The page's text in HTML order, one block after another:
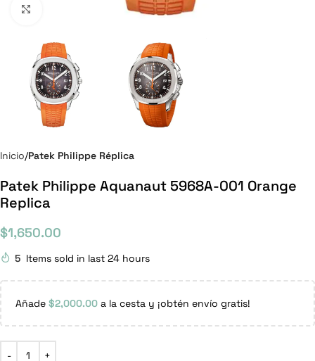
Inicio Patek Philippe Réplica
Patek Philippe Aquanaut 5968A-001 Orange
Replica
$1,650.00
5 Items sold in last 24 hours
Añade $2,000.00 a la cesta y ¡obtén envío gratis!